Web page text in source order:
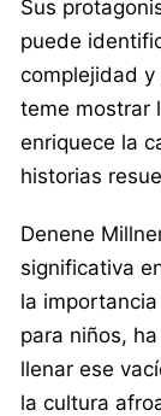
Sus
puede
complejidad
teme mostrar
enriquece la
historias
Denene
significativa
la
para niños,
llenar ese
la cultura